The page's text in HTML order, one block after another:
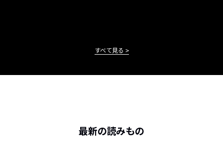
すべて見る
最新の読みもの